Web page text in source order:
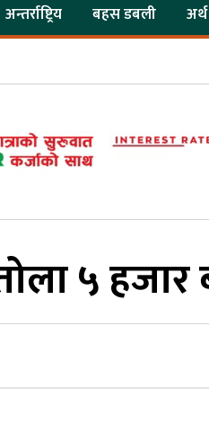
अन्तर्राष्ट्रिय बहस डबली
५ हजार